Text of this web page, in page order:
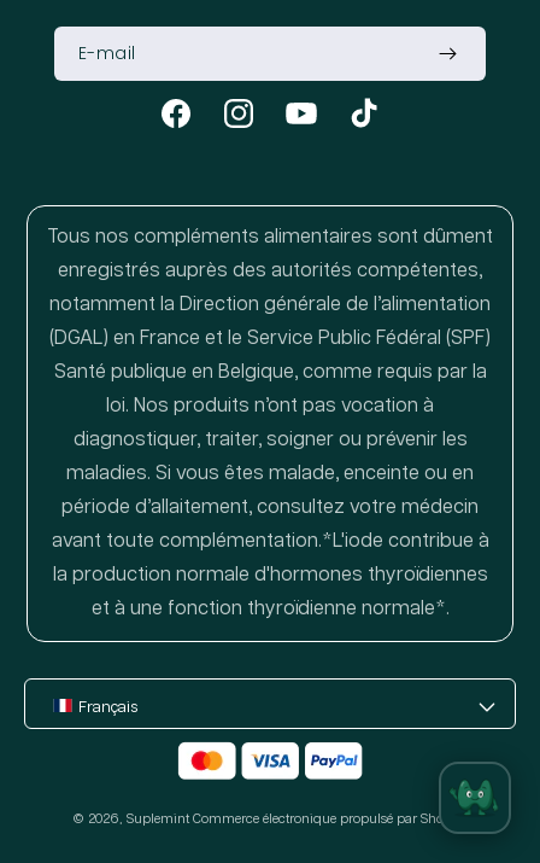
FacebookInstagramYouTube TikTok
Tous nos compléments alimentaires sont dûment
enregistrés auprès des autorités compétentes,
notamment la Direction générale de l’alimentation
(DGAL) en France et le Service Public Fédéral (SPF)
Santé publique en Belgique, comme requis par la
loi. Nos produits n’ont pas vocation à
diagnostiquer, traiter, soigner ou prévenir les
maladies. Si vous êtes malade, enceinte ou en
période d’allaitement, consultez votre médecin
avant toute complémentation.*L'iode contribue à
la production normale d'hormones thyroïdiennes
et à une fonction thyroïdienne normale*.
Français
Moyens
paiement
© 2026, Suplemint Commerce électronique propulsé par Shopify